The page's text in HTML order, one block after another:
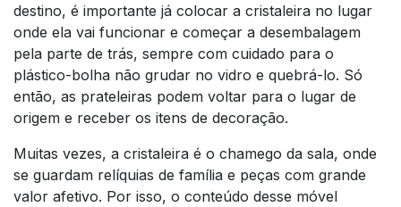
destino, é importante já colocar a cristaleira no lugar
onde ela vai funcionar e começar a desembalagem
pela parte de trás, sempre com cuidado para o
plástico-bolha não grudar no vidro e quebrá-lo. Só
então, as prateleiras podem voltar para o lugar de
origem e receber os itens de decoração.
Muitas vezes, a cristaleira é o chamego da sala, onde
se guardam relíquias de família e peças com grande
valor afetivo. Por isso, o conteúdo desse móvel